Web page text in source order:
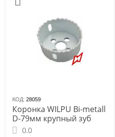
КОД: 28059
Коронка WILPU Bi-metall
D-79мм крупный зуб
0.0